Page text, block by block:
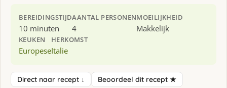
BEREIDINGSTIJD
10 minuten
AANTAL PERSONEN
4
MOEILIJKHEID
Makkelijk
KEUKEN
Europese
HERKOMST
Italie
Direct naar recept ↓ Beoordeel dit recept ★